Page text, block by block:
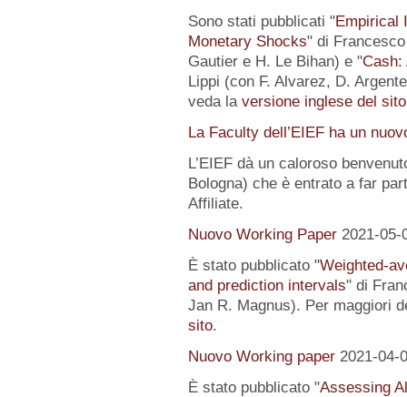
Sono stati pubblicati "Empirical
Monetary Shocks" di
Gautier e H. Le Bihan) e "Cash:
Lippi (con F. Alvarez, D.
veda la versione inglese del sito
La Faculty dell’EIEF ha un
L’EIEF dà un caloroso
Bologna) che è entrato a far
Affiliate.
Nuovo Working Paper 2021-05-
È stato pubblicato "Weighted-
and prediction intervals" di
Jan R. Magnus). Per maggiori
sito.
Nuovo Working paper 2021-04-
È stato pubblicato "Assessing